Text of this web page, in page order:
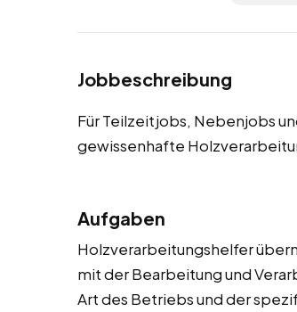
Jobbeschreibung
Für Teilzeitjobs, Nebenjobs
gewissenhafte
Aufgaben
Holzverarbeitungshelfer
mit der Bearbeitung und
Art des Betriebs und der